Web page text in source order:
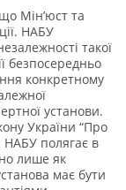
Мін’юст та
НАБУ
такої
безпосередньо
конкретному
установи.
України “Про
НАБУ полягає в
лише як
має бути